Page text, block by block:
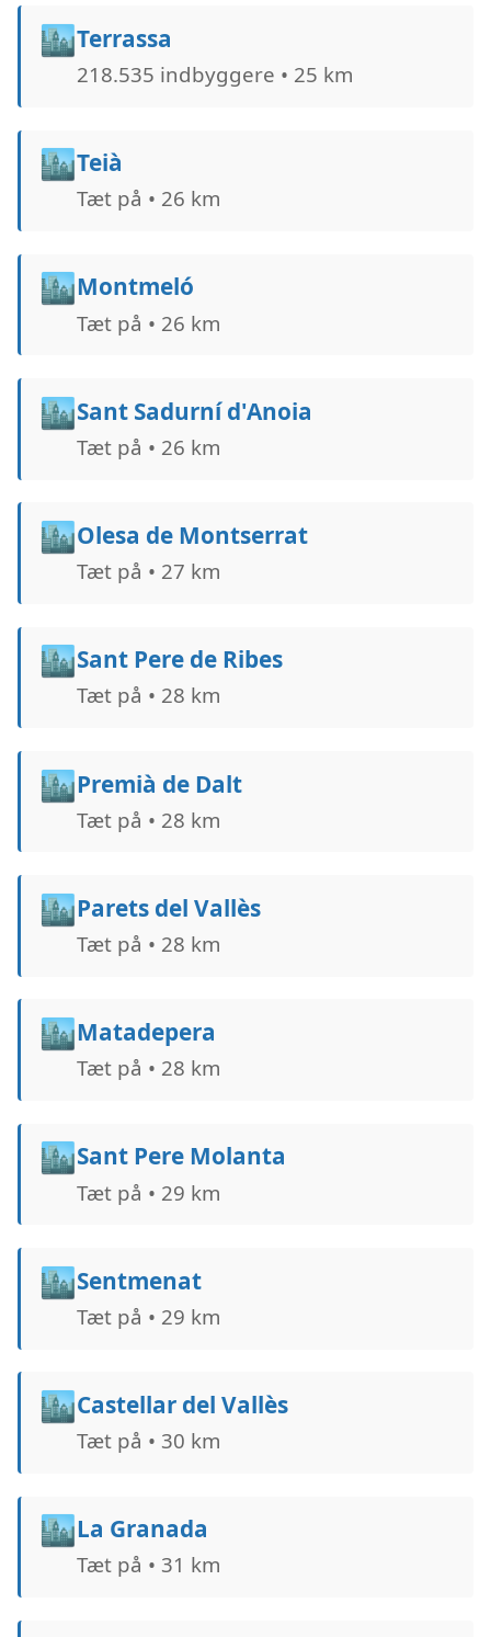
🏙️Terrassa
218.535 indbyggere • 25 km
🏙️Teià
Tæt på • 26 km
🏙️Montmeló
Tæt på • 26 km
🏙️Sant Sadurní d'Anoia
Tæt på • 26 km
🏙️Olesa de Montserrat
Tæt på • 27 km
🏙️Sant Pere de Ribes
Tæt på • 28 km
🏙️Premià de Dalt
Tæt på • 28 km
🏙️Parets del Vallès
Tæt på • 28 km
🏙️Matadepera
Tæt på • 28 km
🏙️Sant Pere Molanta
Tæt på • 29 km
🏙️Sentmenat
Tæt på • 29 km
🏙️Castellar del Vallès
Tæt på • 30 km
🏙️La Granada
Tæt på • 31 km